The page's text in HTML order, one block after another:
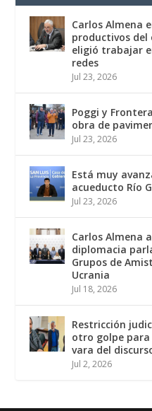
Carlos Almena
productivos
eligió trabajar
redes
Jul 23, 2026
Poggi y
obra de
Jul 23, 2026
Está muy
acueducto Río
Jul 23, 2026
Carlos Almena
diplomacia
Grupos de
Ucrania
Jul 18, 2026
Restricción
otro golpe
vara del
Jul 2, 2026